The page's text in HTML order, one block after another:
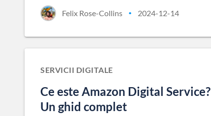
Felix Rose-Collins • 2024-12-14
SERVICII DIGITALE
Ce este Amazon Digital Service?
Un ghid complet